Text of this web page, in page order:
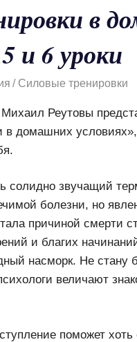
в
и 6 уроки
Силовые тренировки
Реутовы
в домашних
солидно звучащий
болезни, но
причиной смерти
и благих
насморк. Не стану
величают
поможет хоть